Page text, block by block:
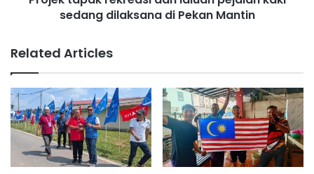
a
m
d
B
u
k
r
e
a
s
i
sedang dilaksana di Pekan Mantin
Related Articles